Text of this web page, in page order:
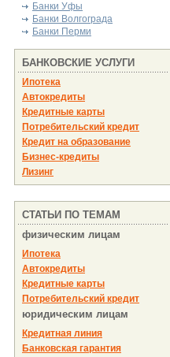
Банки Уфы
Банки Волгограда
Банки Перми
БАНКОВСКИЕ УСЛУГИ
Ипотека
Автокредиты
Кредитные карты
Потребительский кредит
Кредит на образование
Бизнес-кредиты
Лизинг
СТАТЬИ ПО ТЕМАМ
физическим лицам
Ипотека
Автокредиты
Кредитные карты
Потребительский кредит
юридическим лицам
Кредитная линия
Банковская гарантия